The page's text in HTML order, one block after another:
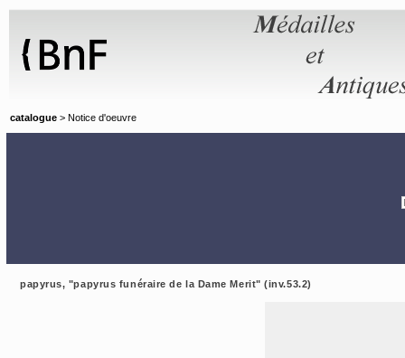
catalogue > Notice d'oeuvre
papyrus, "papyrus funéraire de la Dame Merit" (inv.53.2)